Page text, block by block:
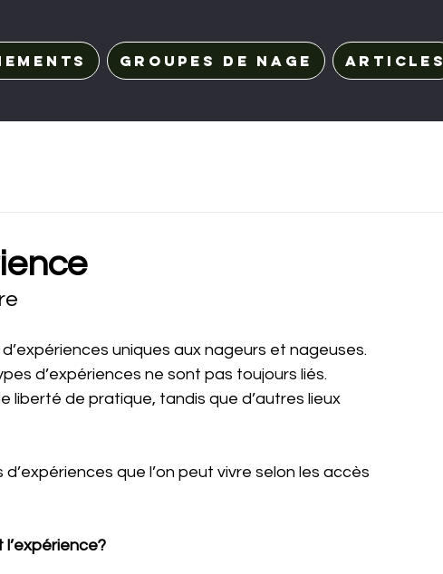
Groupes de nage Articles
uniques aux nageurs et nageuses.
d’expériences ne sont pas toujours liés.
de pratique, tandis que d’autres lieux
que l’on peut vivre selon les accès